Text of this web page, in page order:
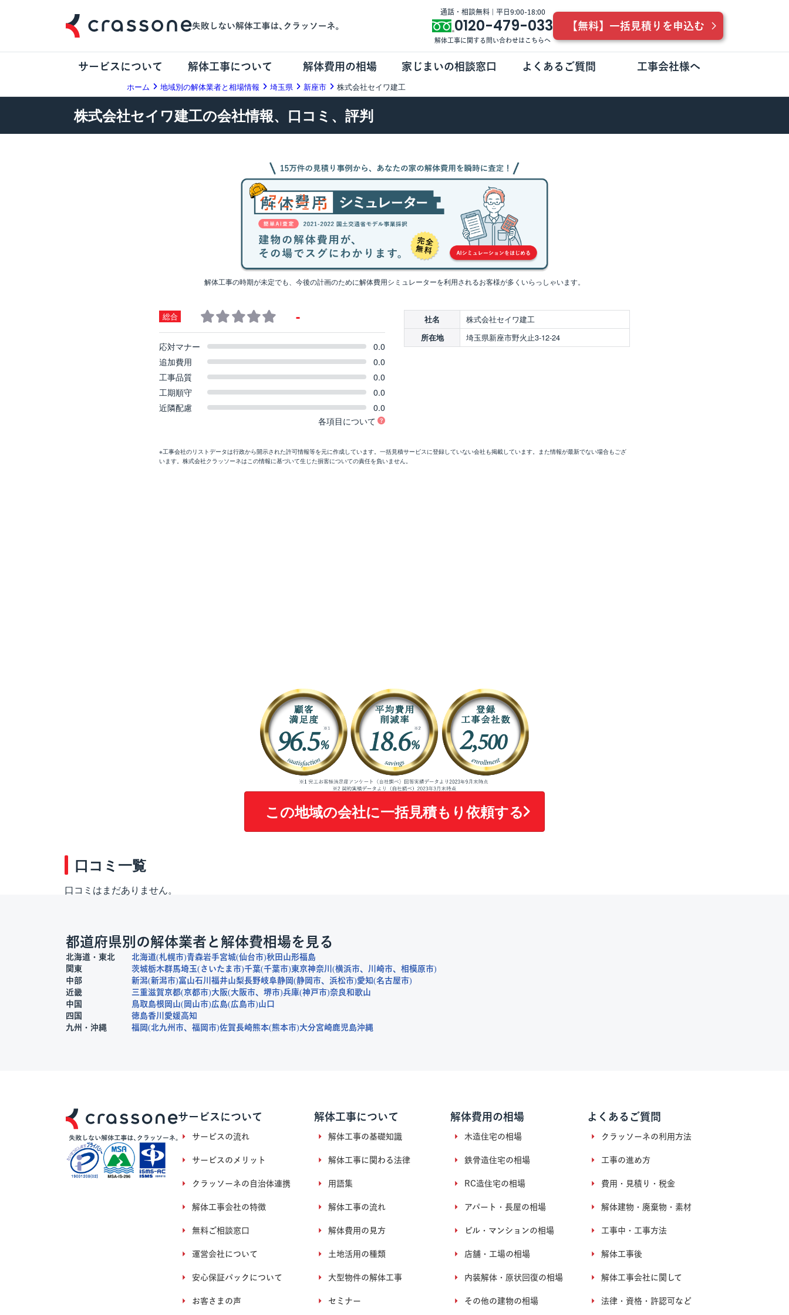
通話・相談無料 | 平日9:00-18:00
0120-479-033
解体工事に関する問い合わせはこちらへ
【無料】一括見積りを申込む
サービスについて 解体工事について 解体費用の相場 家じまいの相談窓口 よくあるご質問 工事会社様へ
ホーム 地域別の解体業者と相場情報 埼玉県 新座市 株式会社セイワ建工
株式会社セイワ建工の会社情報、口コミ、評判
解体工事の時期が未定でも、今後の計画のために解体費用シミュレーターを利用されるお客様が多くいらっしゃいます。
総合 -
応対マナー
0.0
追加費用
0.0
工事品質
0.0
工期順守
0.0
近隣配慮
0.0
各項目について
社名 株式会社セイワ建工
所在地 埼玉県新座市野火止3-12-24
※工事会社のリストデータは行政から開示された許可情報等を元に作成しています。一括見積サービスに登録していない会社も掲載しています。また情報が最新でない場合もござ
います。株式会社クラッソーネはこの情報に基づいて生じた損害についての責任を負いません。
この地域の会社に一括見積もり依頼する
口コミ一覧
口コミはまだありません。
都道府県別の解体業者と解体費相場を見る
北海道・東北 北海道 札幌市 青森岩手宮城 仙台市 秋田 山形福島
関東
茨城栃木群馬埼玉 さいたま市 千葉 千葉市 東京神奈川 横浜市 川崎市
相模原市
中部
新潟 新潟市 富山石川 福井山梨長野岐阜静岡 静岡市 浜松市 愛知 名古屋市
近畿
三重滋賀京都 京都市 大阪 大阪市 堺市 兵庫 神戸市 奈良和歌山
中国
鳥取 島根 岡山 岡山市 広島 広島市 山口
四国
徳島香川 愛媛高知
九州・沖縄
福岡 北九州市 福岡市 佐賀長崎熊本 熊本市 大分宮崎鹿児島沖縄
サービスについて
サービスの流れ
サービスのメリット
クラッソーネの自治体連携
解体工事会社の特徴
無料ご相談窓口
運営会社について
安心保証パックについて
お客さまの声
解体工事について
解体工事の基礎知識
解体工事に関わる法律
用語集
解体工事の流れ
解体費用の見方
土地活用の種類
大型物件の解体工事
セミナー
解体費用の相場
木造住宅の相場
鉄骨造住宅の相場
RC造住宅の相場
アパート・長屋の相場
ビル・マンションの相場
店舗・工場の相場
内装解体・原状回復の相場
その他の建物の相場
よくあるご質問
クラッソーネの利用方法
工事の進め方
費用・見積り・税金
解体建物・廃棄物・素材
工事中・工事方法
解体工事後
解体工事会社に関して
法律・資格・許認可など